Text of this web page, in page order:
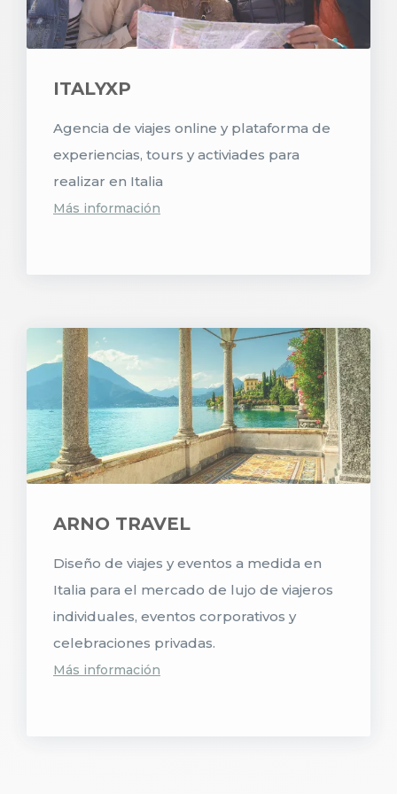
ITALYXP
Agencia de viajes online y plataforma de
experiencias, tours y activiades para
realizar en Italia
Más información
ARNO TRAVEL
Diseño de viajes y eventos a medida en
Italia para el mercado de lujo de viajeros
individuales, eventos corporativos y
celebraciones privadas.
Más información